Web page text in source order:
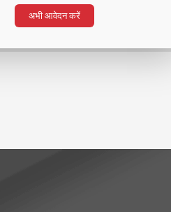
अभी आवेदन करें